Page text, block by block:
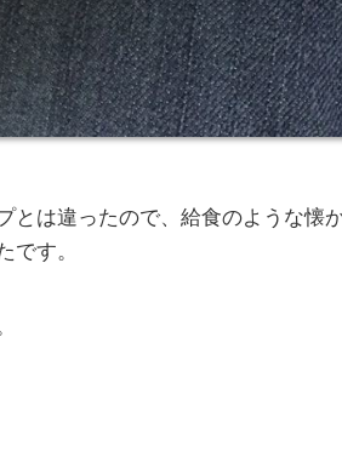
とは違ったので、給食のような懐
です。